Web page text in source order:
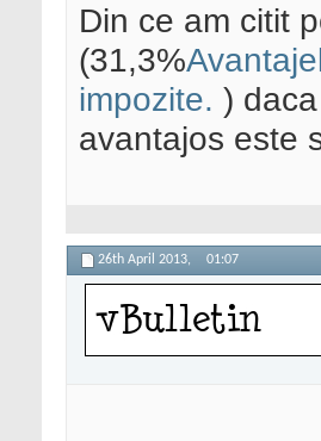
Din ce am citit
(31,3%
impozite. )
avantajos este
26th April 2013, 01:07